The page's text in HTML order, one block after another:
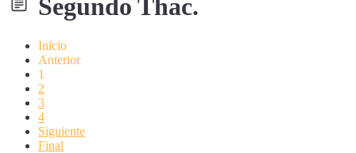
Segundo Thac.
Inicio
Anterior
1
2
3
4
Siguiente
Final